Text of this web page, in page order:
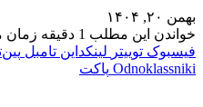
بهمن ۲۰, ۱۴۰۴
خواندن این مطلب 1 دقیقه زمان میبرد
فیسبوک توییتر لینکداین تامبل
‫Odnoklassniki پاکت